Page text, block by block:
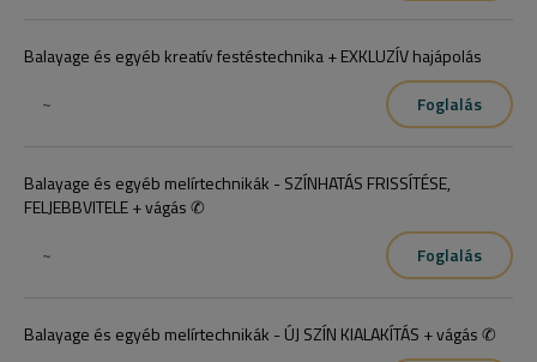
Balayage és egyéb kreatív festéstechnika + EXKLUZÍV hajápolás
~
Foglalás
Balayage és egyéb melírtechnikák - SZÍNHATÁS FRISSÍTÉSE,
FELJEBBVITELE + vágás ✆
~
Foglalás
Balayage és egyéb melírtechnikák - ÚJ SZÍN KIALAKÍTÁS + vágás ✆